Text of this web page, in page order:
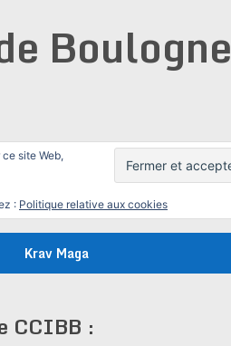
Boulogne
site Web,
: Politique relative aux cookies
Krav Maga
CCIBB :